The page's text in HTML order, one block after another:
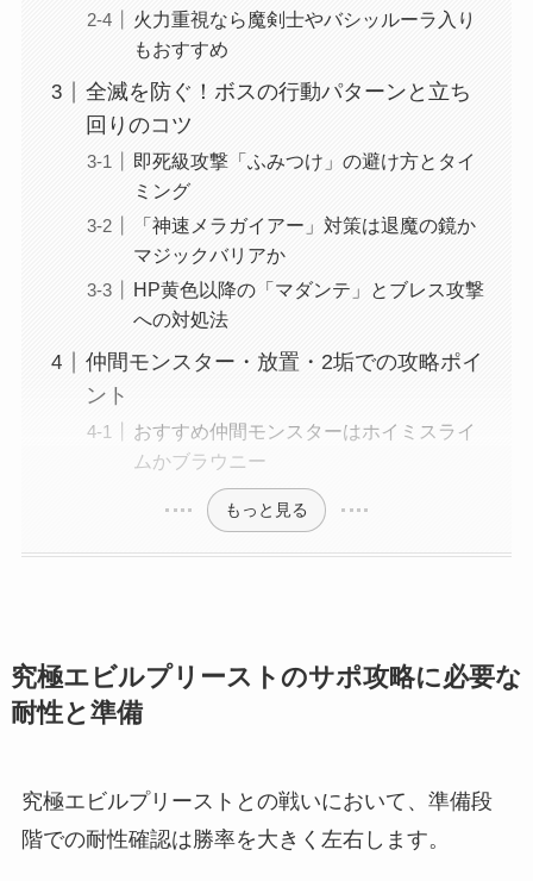
火力重視なら魔剣士やバシッルーラ入り
もおすすめ
全滅を防ぐ！ボスの行動パターンと立ち
回りのコツ
即死級攻撃「ふみつけ」の避け方とタイ
ミング
「神速メラガイアー」対策は退魔の鏡か
マジックバリアか
HP黄色以降の「マダンテ」とブレス攻撃
への対処法
仲間モンスター・放置・2垢での攻略ポイ
ント
おすすめ仲間モンスターはホイミスライ
ムかブラウニー
もっと見る
究極エビルプリーストのサポ攻略に必要な
耐性と準備
究極エビルプリーストとの戦いにおいて、準備段
階での耐性確認は勝率を大きく左右します。